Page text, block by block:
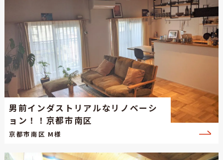
男前インダストリアルなリノベーシ
ョン！！京都市南区
京都市南区 M様